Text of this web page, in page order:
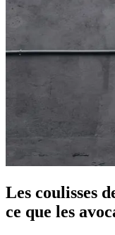
Les coulisses
ce que les